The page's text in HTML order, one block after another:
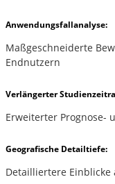
Anwendungsfallanalyse:
Maßgeschneiderte
Endnutzern
Verlängerter
Erweiterter Prognose-
Geografische Detailtiefe:
Detailliertere